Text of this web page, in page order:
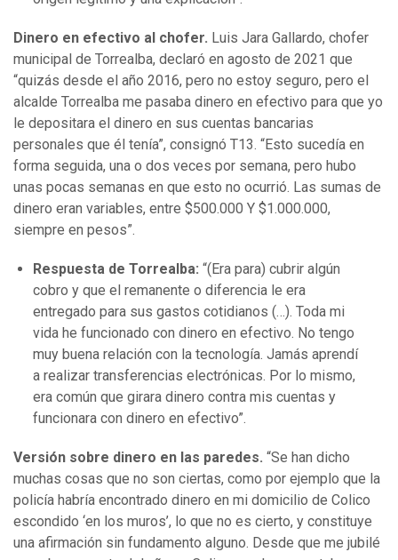
Dinero en efectivo al chofer. Luis Jara Gallardo, chofer
municipal de Torrealba, declaró en agosto de 2021 que
“quizás desde el año 2016, pero no estoy seguro, pero el
alcalde Torrealba me pasaba dinero en efectivo para que yo
le depositara el dinero en sus cuentas bancarias
personales que él tenía”, consignó T13. “Esto sucedía en
forma seguida, una o dos veces por semana, pero hubo
unas pocas semanas en que esto no ocurrió. Las sumas de
dinero eran variables, entre $500.000 Y $1.000.000,
siempre en pesos”.
Respuesta de Torrealba: “(Era para) cubrir algún
cobro y que el remanente o diferencia le era
entregado para sus gastos cotidianos (…). Toda mi
vida he funcionado con dinero en efectivo. No tengo
muy buena relación con la tecnología. Jamás aprendí
a realizar transferencias electrónicas. Por lo mismo,
era común que girara dinero contra mis cuentas y
funcionara con dinero en efectivo”.
Versión sobre dinero en las paredes. “Se han dicho
muchas cosas que no son ciertas, como por ejemplo que la
policía habría encontrado dinero en mi domicilio de Colico
escondido ‘en los muros’, lo que no es cierto, y constituye
una afirmación sin fundamento alguno. Desde que me jubilé